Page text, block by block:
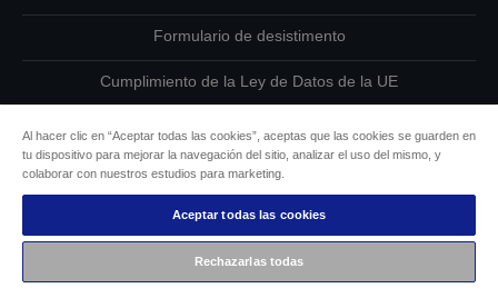
Formulario de desistimento
Cumplimiento de la Ley de Datos de la UE
Información sobre cookies
Compromiso de accesibilidad de Epson
Copyright © 2026 Seiko Epson
Al hacer clic en “Aceptar todas las cookies”, aceptas que las cookies se guarden en
tu dispositivo para mejorar la navegación del sitio, analizar el uso del mismo, y
colaborar con nuestros estudios para marketing.
Aceptar todas las cookies
Rechazarlas todas